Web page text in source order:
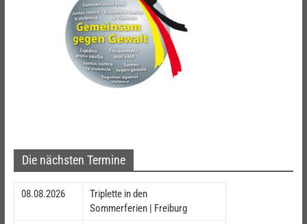
Die nächsten Termine
08.08.2026
Triplette in den
Sommerferien | Freiburg